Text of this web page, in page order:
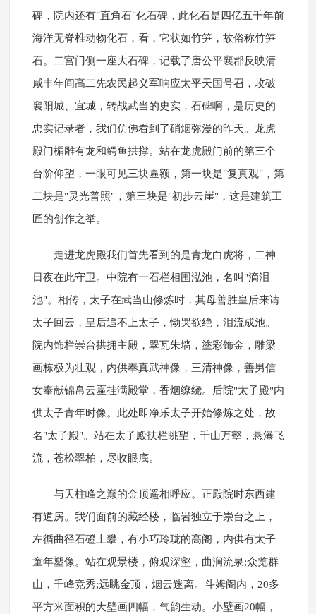
碑，院内还有"直角石"化石碑，此化石是四亿五千年前
海洋无脊椎动物化石，看，它状如竹笋，故俗称竹笋
石。二宫门侧一座大石碑，记载了唐公平襄郡反映清
咸丰年间高二先农民起义军响应太平天国号召，攻破
襄阳城、宜城，转战武当的史实，石碑啊，是历史的
忠实记录者，我们仿佛看到了硝烟弥漫的昨天。龙虎
殿门楣雕有龙和鳄鱼拱撑。站在龙虎殿门前的第三个
台阶仰望，一眼可见三块匾额，第一块是"复真观"，第
二块是"灵光普照"，第三块是"初步云崖"，这是建筑工
匠的创作之举。
走进龙虎殿我们首先看到的是青龙白虎将，二神
日夜在此守卫。中院有一石栏相围泓池，名叫"滴泪
池"。相传，太子在武当山修炼时，其母善胜皇后来请
太子回云，皇后追不上太子，恸哭欲绝，泪流成池。
院内饰栏崇台拱拥主殿，翠瓦朱墙，塗彩饰金，雕梁
画栋极为壮观，内供奉真武神像，三清神像，善男信
女奉献锦帛云匾挂满殿堂，香烟缭绕。后院"太子殿"内
供太子青年时像。此处即净乐太子开始修炼之处，故
名"太子殿"。站在太子殿扶栏眺望，千山万壑，悬瀑飞
流，苍松翠柏，尽收眼底。
与天柱峰之巅的金顶遥相呼应。正殿院时东西建
有道房。我们面前的藏经楼，临岩独立于崇台之上，
左循曲径石磴上攀，有小巧玲珑的高阁，内供有太子
童年塑像。站在观景楼，俯观深壑，曲涧流泉;众览群
山，千峰竞秀;远眺金顶，烟云迷离。斗姆阁内，20多
平方米面积的大壁画四幅，气韵生动。小壁画20幅，